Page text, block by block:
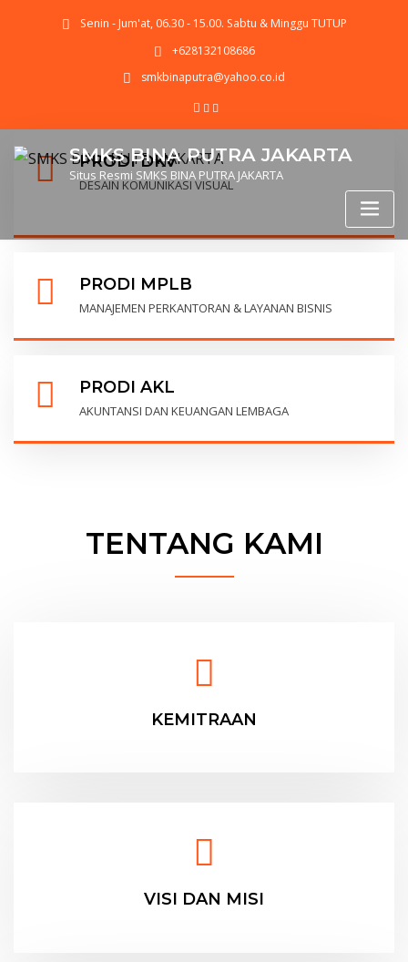
Senin - Jum'at, 06.30 - 15.00. Sabtu & Minggu TUTUP
+628132108686
smkbinaputra@yahoo.co.id
SMKS BINA PUTRA JAKARTA
Situs Resmi SMKS BINA PUTRA JAKARTA
PRODI DKV
DESAIN KOMUNIKASI VISUAL
PRODI MPLB
MANAJEMEN PERKANTORAN & LAYANAN BISNIS
PRODI AKL
AKUNTANSI DAN KEUANGAN LEMBAGA
TENTANG KAMI
KEMITRAAN
VISI DAN MISI